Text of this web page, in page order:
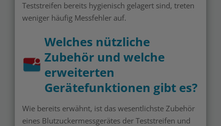
Teststreifen bereits hygienisch gelagert sind, treten
weniger häufig Messfehler auf.
Welches nützliche
Zubehör und welche
erweiterten
Gerätefunktionen gibt es?
Wie bereits erwähnt, ist das wesentlichste Zubehör
eines Blutzuckermessgerätes der Teststreifen und